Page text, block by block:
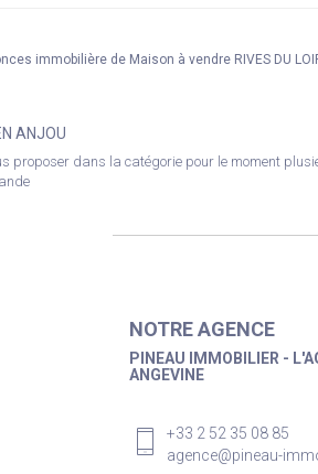
immobilière de Maison à vendre RIVES DU
ANJOU
proposer dans la catégorie pour le moment
NOTRE AGENCE
PINEAU IMMOBILIER -
ANGEVINE
+33 2 52 35 08 85
agence@pineau-